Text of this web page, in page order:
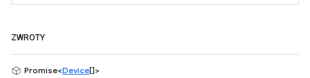
ZWROTY
Promise<Device[]>